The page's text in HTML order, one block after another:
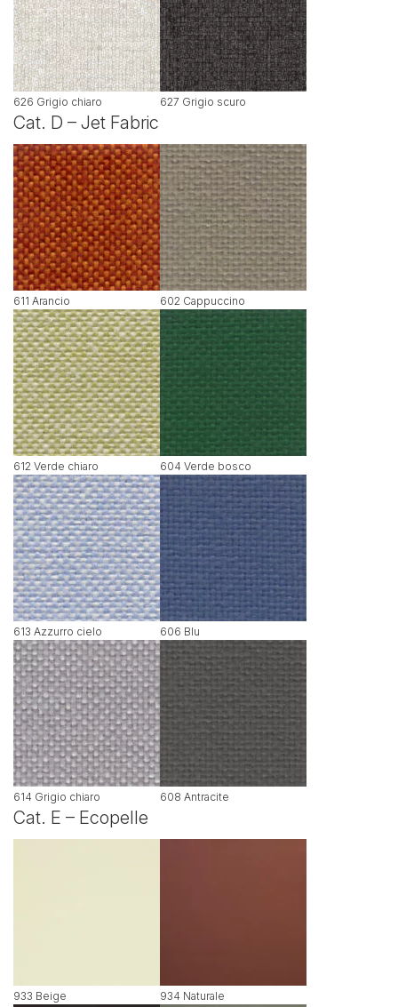
626 Grigio chiaro 627 Grigio scuro
Cat. D – Jet Fabric
611 Arancio 602 Cappuccino
612 Verde chiaro 604 Verde bosco
613 Azzurro cielo 606 Blu
614 Grigio chiaro 608 Antracite
Cat. E – Ecopelle
933 Beige 934 Naturale